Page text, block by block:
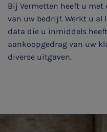
SNEL UW
Zonder
Typ hieronder uw
Bij Vermetten heeft u
van uw bedrijf. Werkt u al
data die u inmiddels
aankoopgedrag van uw
diverse uitgaven.